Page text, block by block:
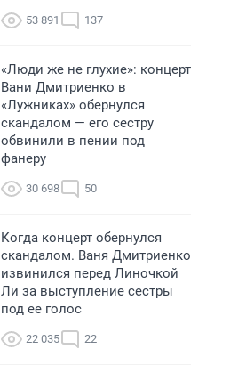
53 891 137
«Люди же не глухие»: концерт
Вани Дмитриенко в
«Лужниках» обернулся
скандалом — его сестру
обвинили в пении под
фанеру
30 698 50
Когда концерт обернулся
скандалом. Ваня Дмитриенко
извинился перед Линочкой
Ли за выступление сестры
под ее голос
22 035 22